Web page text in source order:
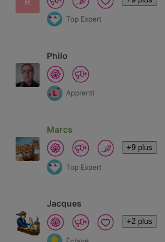
Top Expert
Philo
Apprenti
Marcs
+9 plus
Top Expert
Jacques
+2 plus